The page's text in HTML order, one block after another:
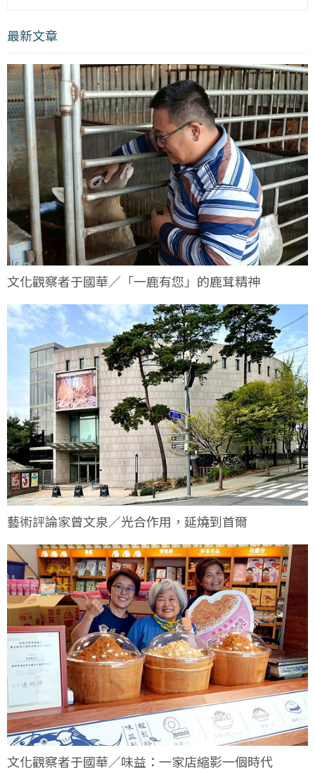
最新文章
文化觀察者于國華／「一鹿有您」的鹿茸精神
藝術評論家曾文泉／光合作用，延燒到首爾
文化觀察者于國華／味益：一家店縮影一個時代